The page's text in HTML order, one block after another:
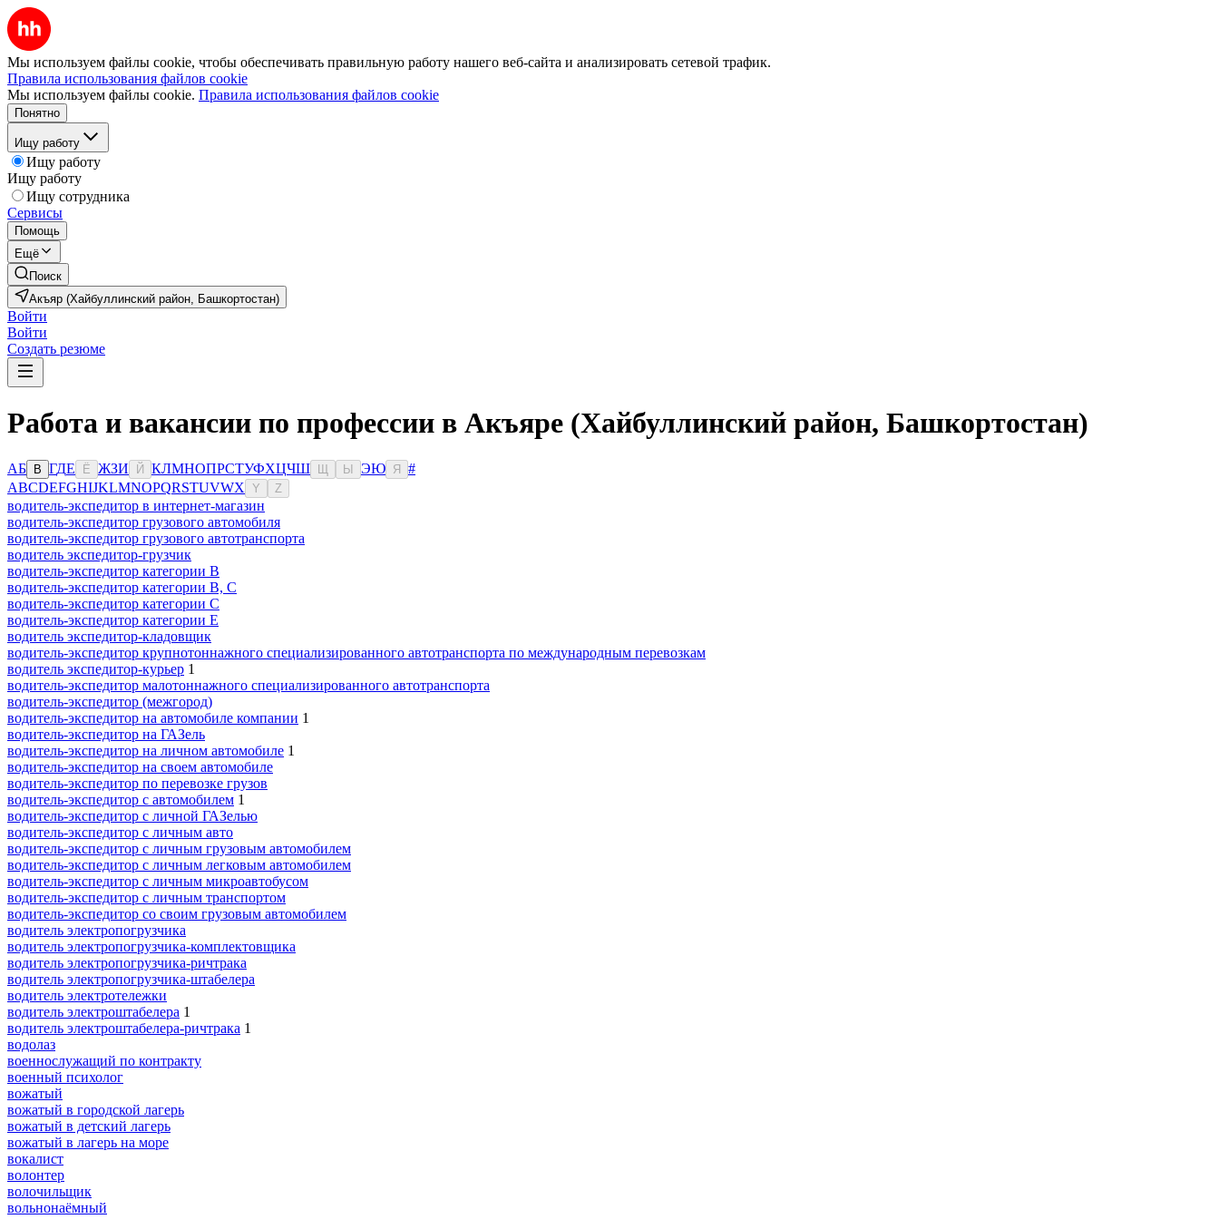
Мы используем файлы cookie, чтобы обеспечивать правильную работу нашего веб-сайта и анализировать сетевой трафик.
Правила использования файлов cookie
Мы используем файлы cookie. Правила использования файлов cookie
Понятно
Ищу работу
Ищу работу
Ищу работу
Ищу сотрудника
Сервисы
Помощь
Ещё
Поиск
Акъяр (Хайбуллинский район, Башкортостан)
Войти
Войти
Создать резюме
Работа и вакансии по профессии в Акъяре (Хайбуллинский район, Башкортостан)
АБ В ГДЕ Ё ЖЗИ Й КЛМНОПРСТУФХЦЧШ Ы ЭЮ Я
#
ABCDEFGHIJKLMNOPQRSTUVWX Y Z
водитель-экспедитор в интернет-магазин
водитель-экспедитор грузового автомобиля
водитель-экспедитор грузового автотранспорта
водитель экспедитор-грузчик
водитель-экспедитор категории B
водитель-экспедитор категории B, C
водитель-экспедитор категории C
водитель-экспедитор категории Е
водитель экспедитор-кладовщик
водитель-экспедитор крупнотоннажного специализированного автотранспорта по международным перевозкам
водитель экспедитор-курьер 1
водитель-экспедитор малотоннажного специализированного автотранспорта
водитель-экспедитор (межгород)
водитель-экспедитор на автомобиле компании 1
водитель-экспедитор на ГАЗель
водитель-экспедитор на личном автомобиле 1
водитель-экспедитор на своем автомобиле
водитель-экспедитор по перевозке грузов
водитель-экспедитор с автомобилем 1
водитель-экспедитор с личной ГАЗелью
водитель-экспедитор с личным авто
водитель-экспедитор с личным грузовым автомобилем
водитель-экспедитор с личным легковым автомобилем
водитель-экспедитор с личным микроавтобусом
водитель-экспедитор с личным транспортом
водитель-экспедитор со своим грузовым автомобилем
водитель электропогрузчика
водитель электропогрузчика-комплектовщика
водитель электропогрузчика-ричтрака
водитель электропогрузчика-штабелера
водитель электротележки
водитель электроштабелера 1
водитель электроштабелера-ричтрака 1
водолаз
военнослужащий по контракту
военный психолог
вожатый
вожатый в городской лагерь
вожатый в детский лагерь
вожатый в лагерь на море
вокалист
волонтер
волочильщик
вольнонаёмный